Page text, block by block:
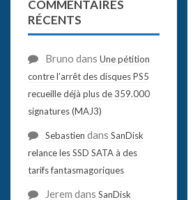
COMMENTAIRES
RÉCENTS
Bruno dans Une pétition
contre l’arrêt des disques PS5
recueille déjà plus de 359.000
signatures (MAJ3)
Sebastien dans SanDisk
relance les SSD SATA à des
tarifs fantasmagoriques
Jerem dans SanDisk